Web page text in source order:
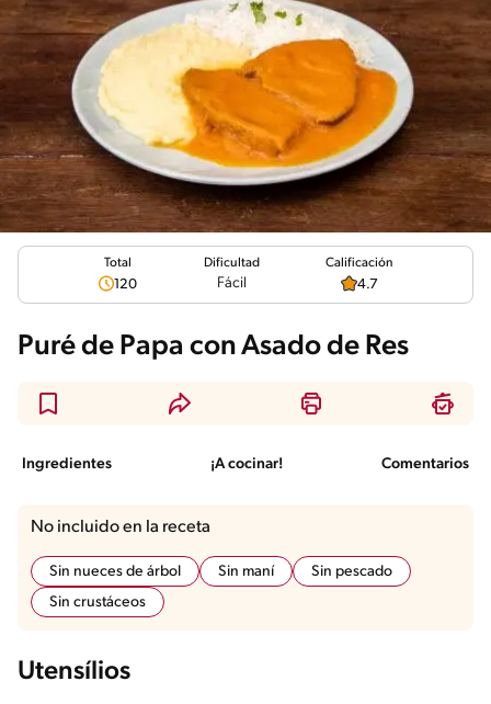
Total
120
Dificultad
Fácil
Calificación
4.7
Puré de Papa con Asado de Res
Ingredientes ¡A cocinar! Comentarios
No incluido en la receta
Sin nueces de árbol Sin maní
Sin pescado
Sin crustáceos
Utensílios